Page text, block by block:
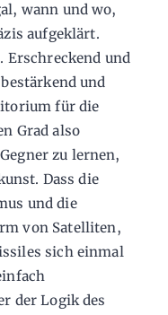
wann und wo,
aufgeklärt.
und
und
für die
Grad also
zu lernen,
Dass die
und die
von Satelliten,
sich einmal
der Logik des